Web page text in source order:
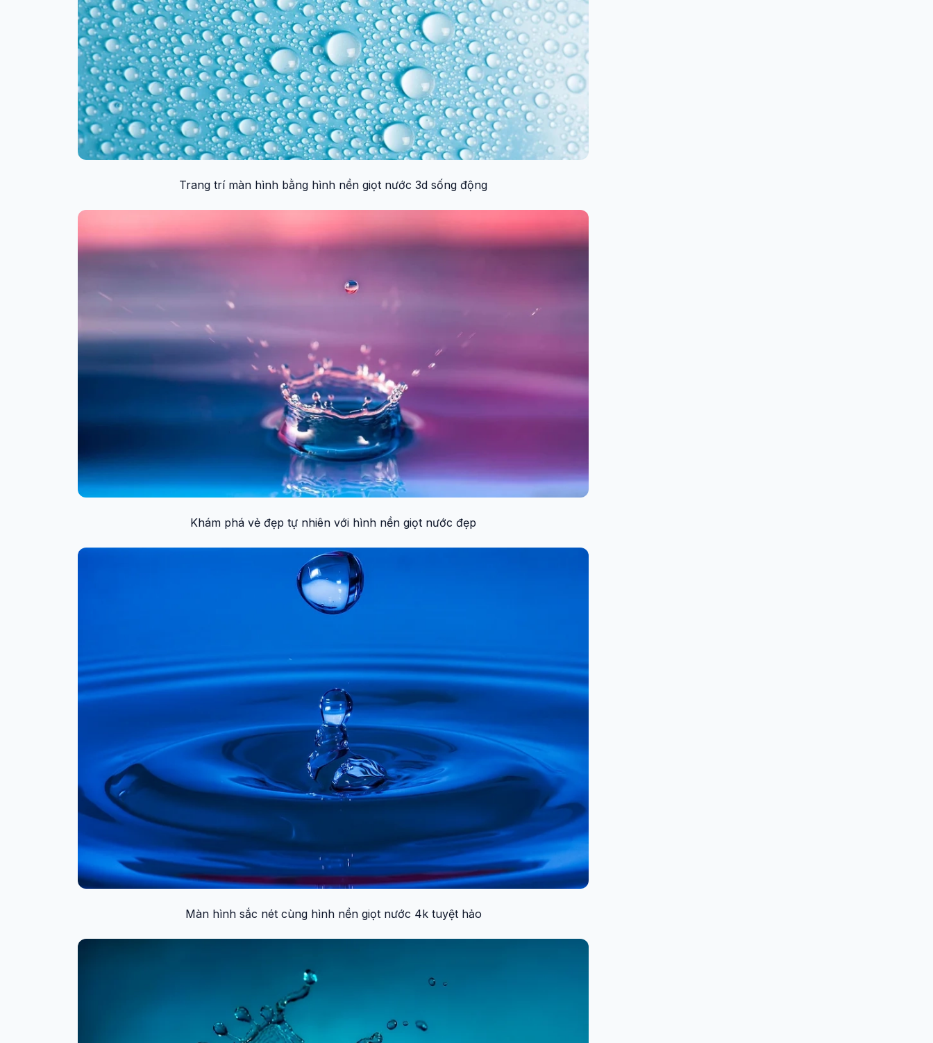
Trang trí màn hình bằng hình nền giọt nước 3d sống động
Khám phá vẻ đẹp tự nhiên với hình nền giọt nước đẹp
Màn hình sắc nét cùng hình nền giọt nước 4k tuyệt hảo